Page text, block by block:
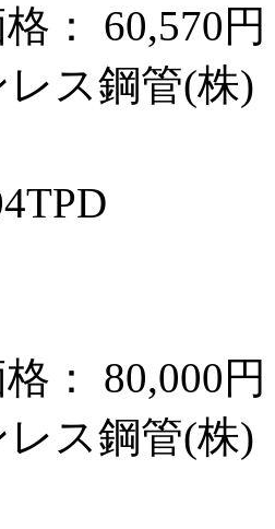
：
60,570円
レス鋼管(株)
：
80,000円
レス鋼管(株)